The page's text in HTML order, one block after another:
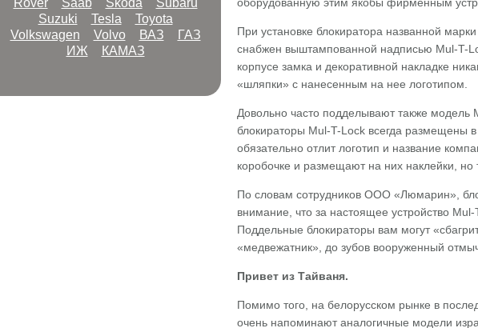
Rover
Saab Skoda
Subaru
Suzuki
Tesla
Toyota
Volkswagen
Volvo ВАЗ
ГАЗ
ИЖ
КАМАЗ
При установке блокиратора названной
снабжен выштампованной надписью Mul-T-
корпусе замка и декоративной накладке
«шляпки» с нанесенным на нее логотипом.
Довольно часто подделывают также модель
блокираторы Mul-T-Lock всегда размещены
обязательно отлит логотип и название
коробочке и размещают на них наклейки,
По словам сотрудников ООО «Люмарин»,
внимание, что за настоящее устройство
Поддельные блокираторы вам могут
«медвежатник», до зубов вооруженный
Привет из Тайваня.
Помимо того, на белорусском рынке в
очень напоминают аналогичные модели